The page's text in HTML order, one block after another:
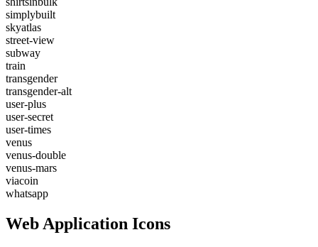
simplybuilt
skyatlas
street-view
subway
train
transgender
transgender-alt
user-plus
user-secret
user-times
venus
venus-double
venus-mars
viacoin
whatsapp
Web Application Icons